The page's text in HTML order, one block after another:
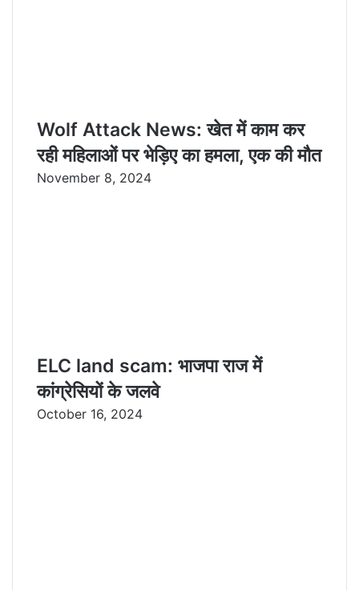
Wolf Attack News: खेत में काम कर
रही महिलाओं पर भेड़िए का हमला, एक की मौत
November 8, 2024
ELC land scam: भाजपा राज में
कांग्रेसियों के जलवे
October 16, 2024